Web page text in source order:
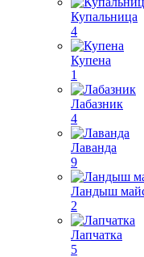
Купальница
4
Купена
1
Лабазник
4
Лаванда
9
Ландыш
2
Лапчатка
5